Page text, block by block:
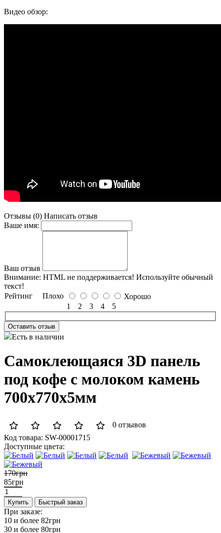
Видео обзор:
Отзывы (0) Написать отзыв
Ваше имя:
Ваш отзыв
Внимание: HTML не поддерживается! Используйте обычный
текст!
Рейтинг Плохо
Хорошо
1
2 3 4 5
Оставить отзыв
Есть в наличии
Самоклеющаяся 3D панель
под кофе с молоком камень
700x770x5мм
0 отзывов
Код товара: SW-00001715
Доступные цвета:
170грн
85грн
Купить Быстрый заказ
При заказе:
10 и более 82грн
30 и более 80грн